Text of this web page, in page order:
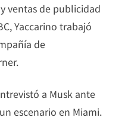
ventas de publicidad
Yaccarino trabajó
de
a Musk ante
escenario en Miami.